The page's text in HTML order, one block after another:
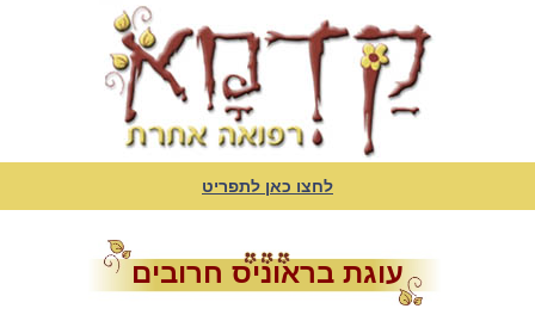
לחצו כאן לתפריט
עוגת בראוניס חרובים